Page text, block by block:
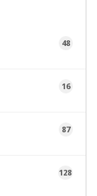
48
16
87
128